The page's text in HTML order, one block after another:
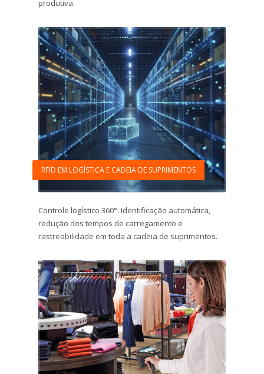
produtiva.
RFID EM LOGÍSTICA E CADEIA DE SUPRIMENTOS
Controle logístico 360°. Identificação automática,
redução dos tempos de carregamento e
rastreabilidade em toda a cadeia de suprimentos.